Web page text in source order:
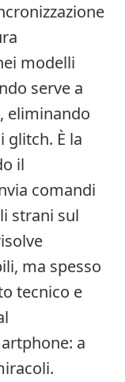
modelli
serve a
eliminando
glitch. È la
il
comandi
strani sul
ma spesso
tecnico e
a